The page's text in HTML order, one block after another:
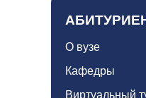
О вузе
Кафедры
Виртуальный